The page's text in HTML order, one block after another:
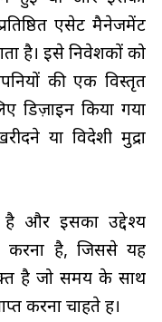
एसेट मैनेजमेंट
है। इसे निवेशकों को
की एक विस्तृत
डिज़ाइन किया गया
या विदेशी मुद्रा
है और इसका उद्देश्य
करना है, जिससे यह
है जो समय के साथ
करना चाहते हैं।